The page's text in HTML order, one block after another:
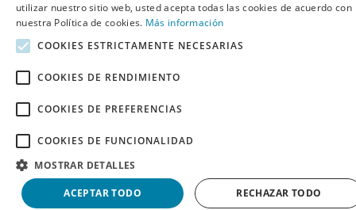
utilizar nuestro sitio web, usted acepta todas las cookies de acuerdo con
nuestra Política de cookies. Más información
COOKIES ESTRICTAMENTE NECESARIAS
COOKIES DE RENDIMIENTO
COOKIES DE PREFERENCIAS
COOKIES DE FUNCIONALIDAD
MOSTRAR DETALLES
ACEPTAR TODO RECHAZAR TODO